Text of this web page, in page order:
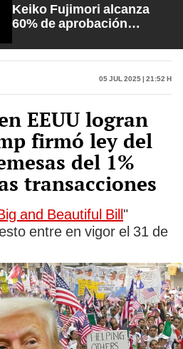
Keiko Fujimori alcanza
60% de aprobación
Rosa María Palacios
05 Jul 2025 | 21:52 h
EEUU logran
firmó ley del
del 1%
transacciones
and Beautiful Bill"
entre en vigor el 31 de